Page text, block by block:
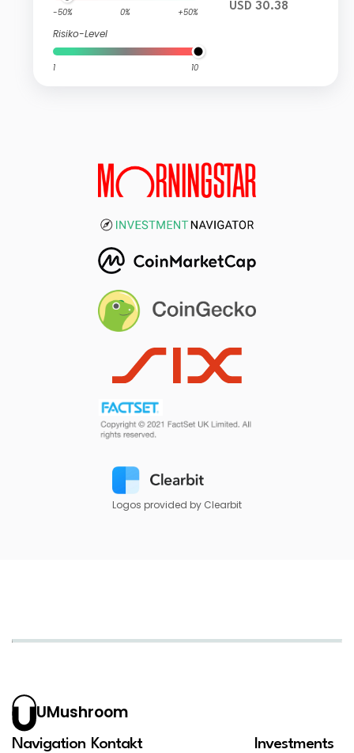
-50% 0% +50%
Risiko-Level
1 10
USD 30.38
Logos provided by Clearbit
UMushroom
Navigation Kontakt Investments